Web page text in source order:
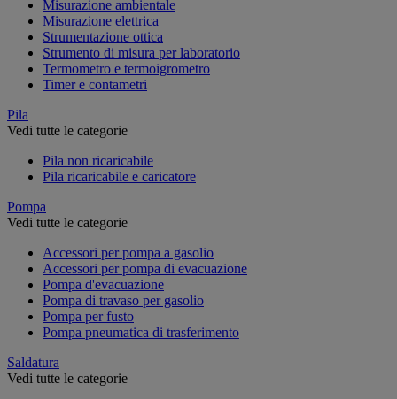
Misurazione ambientale
Misurazione elettrica
Strumentazione ottica
Strumento di misura per laboratorio
Termometro e termoigrometro
Timer e contametri
Pila
Vedi tutte le categorie
Pila non ricaricabile
Pila ricaricabile e caricatore
Pompa
Vedi tutte le categorie
Accessori per pompa a gasolio
Accessori per pompa di evacuazione
Pompa d'evacuazione
Pompa di travaso per gasolio
Pompa per fusto
Pompa pneumatica di trasferimento
Saldatura
Vedi tutte le categorie